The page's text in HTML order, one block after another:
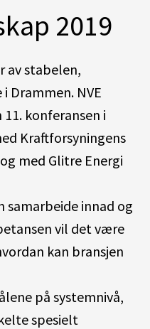
2019
av stabelen,
Drammen. NVE
konferansen i
Kraftforsyningens
med Glitre Energi
samarbeide innad og
vil det være
kan bransjen
på systemnivå,
spesielt